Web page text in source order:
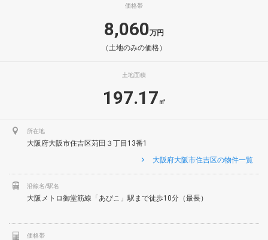
価格帯
8,060万円
（土地のみの価格）
土地面積
197.17 ㎡
所在地
大阪府大阪市住吉区苅田３丁目13番1
大阪府大阪市住吉区の物件一覧
沿線名/駅名
大阪メトロ御堂筋線「あびこ」駅まで徒歩10分（最長）
価格帯